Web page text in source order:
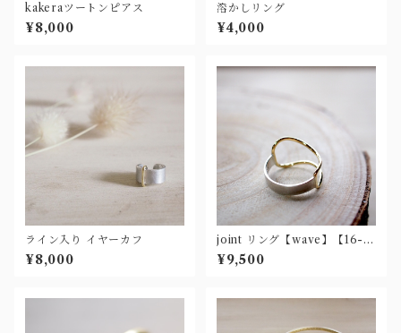
kakeraツートンピアス
¥8,000
溶かしリング
¥4,000
ライン入り イヤーカフ
¥8,000
joint リング【wave】【16-2
8号】
¥9,500